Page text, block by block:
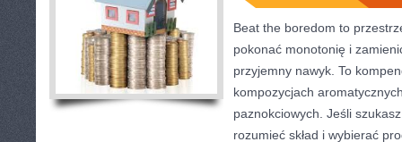
Beat the boredom to
pokonać monotonię i
przyjemny nawyk. To
kompozycjach
paznokciowych. Jeśli
rozumieć skład i wybierać